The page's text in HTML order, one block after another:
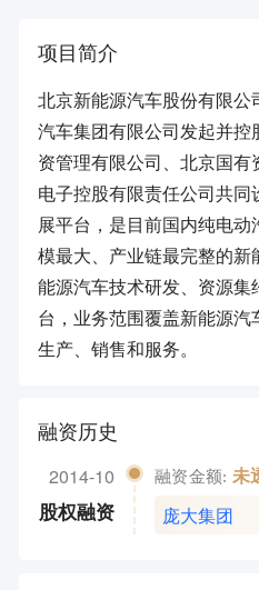
项目简介
北京新能源汽车股份有限
汽车集团有限公司发起并
资管理有限公司、北京国
电子控股有限责任公司共
展平台，是目前国内纯电
模最大、产业链最完整的
能源汽车技术研发、资源
台，业务范围覆盖新能源汽
生产、销售和服务。
融资历史
2014-10
股权融资
融资金额: 未
庞大集团